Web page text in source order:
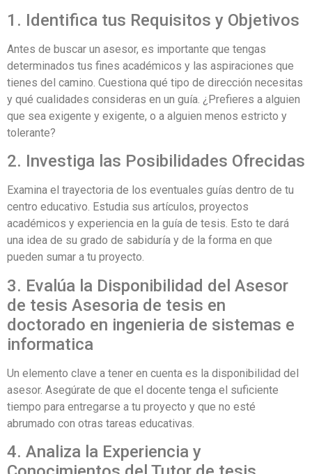
1. Identifica tus Requisitos y Objetivos
Antes de buscar un asesor, es importante que tengas
determinados tus fines académicos y las aspiraciones que
tienes del camino. Cuestiona qué tipo de dirección necesitas
y qué cualidades consideras en un guía. ¿Prefieres a alguien
que sea exigente y exigente, o a alguien menos estricto y
tolerante?
2. Investiga las Posibilidades Ofrecidas
Examina el trayectoria de los eventuales guías dentro de tu
centro educativo. Estudia sus artículos, proyectos
académicos y experiencia en la guía de tesis. Esto te dará
una idea de su grado de sabiduría y de la forma en que
pueden sumar a tu proyecto.
3. Evalúa la Disponibilidad del Asesor
de tesis Asesoria de tesis en
doctorado en ingenieria de sistemas e
informatica
Un elemento clave a tener en cuenta es la disponibilidad del
asesor. Asegúrate de que el docente tenga el suficiente
tiempo para entregarse a tu proyecto y que no esté
abrumado con otras tareas educativas.
4. Analiza la Experiencia y